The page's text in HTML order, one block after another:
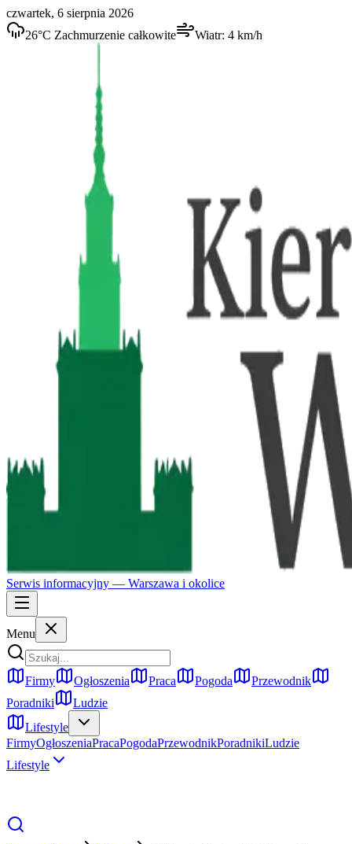
czwartek, 6 sierpnia 2026
26°C Zachmurzenie całkowite Wiatr: 4 km/h
Serwis informacyjny — Warszawa i okolice
Menu
Firmy Ogłoszenia Praca Pogoda
Przewodnik
Poradniki
Ludzie
Lifestyle
FirmyOgłoszeniaPracaPogodaPrzewodnikPoradnikiLudzie
Lifestyle